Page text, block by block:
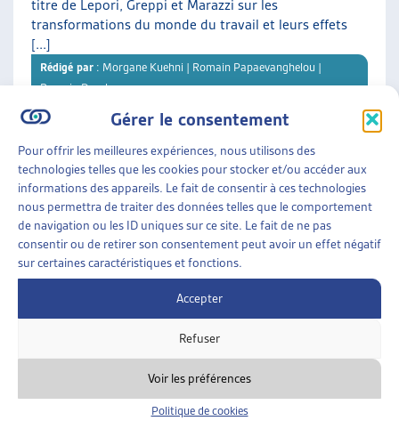
Gérer le consentement
Pour offrir les meilleures expériences, nous utilisons des
technologies telles que les cookies pour stocker et/ou accéder aux
informations des appareils. Le fait de consentir à ces technologies
nous permettra de traiter des données telles que le comportement
de navigation ou les ID uniques sur ce site. Le fait de ne pas
consentir ou de retirer son consentement peut avoir un effet négatif
sur certaines caractéristiques et fonctions.
Accepter
Refuser
Voir les préférences
Politique de cookies
titre de Lepori, Greppi et Marazzi sur les
transformations du monde du travail et leurs effets
[...]
Rédigé par : Morgane Kuehni | Romain Papaevanghelou |
Romain Descloux
Téléchargement :Dossier du mois complet
DOSSIER DU MOIS• DÉCEMBRE 2025
LE LOGEMENT DE TRANSITION : UNE « CHAMBRE
À SOI » DANS LES INTERSTICES
résidentielle un refuge et une opportunité de
différents logements de [...]
Dossier du mois complet